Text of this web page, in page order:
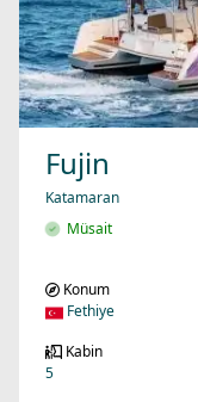
Fujin
Katamaran
Müsait
Konum
Fethiye
Kabin
5